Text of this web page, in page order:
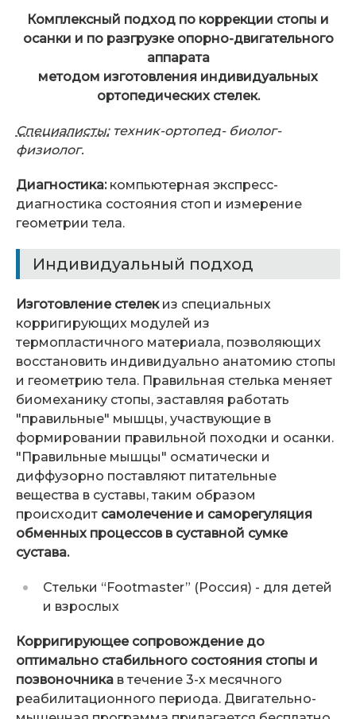
Комплексный подход по коррекции стопы и
осанки и по разгрузке опорно-двигательного
аппарата
методом изготовления индивидуальных
ортопедических стелек.
Специалисты: техник-ортопед- биолог-
физиолог.
Диагностика:компьютерная экспресс-
диагностика состояния стоп и измерение
геометрии тела.
Индивидуальный подход
Изготовление стелекиз специальных
корригирующих модулей из
термопластичного материала, позволяющих
восстановить индивидуально анатомию стопы
и геометрию тела. Правильная стелька меняет
биомеханику стопы, заставляя работать
"правильные" мышцы, участвующие в
формировании правильной походки и осанки.
"Правильные мышцы" осматически и
диффузорно поставляют питательные
вещества в суставы, таким образом
происходит самолечение и саморегуляция
обменных процессов в суставной сумке
сустава.
Стельки “Footmaster” (Россия) - для детей
и взрослых
Корригирующее сопровождение до
оптимально стабильного состояния стопы и
позвоночникав течение 3-х месячного
реабилитационного периода. Двигательно-